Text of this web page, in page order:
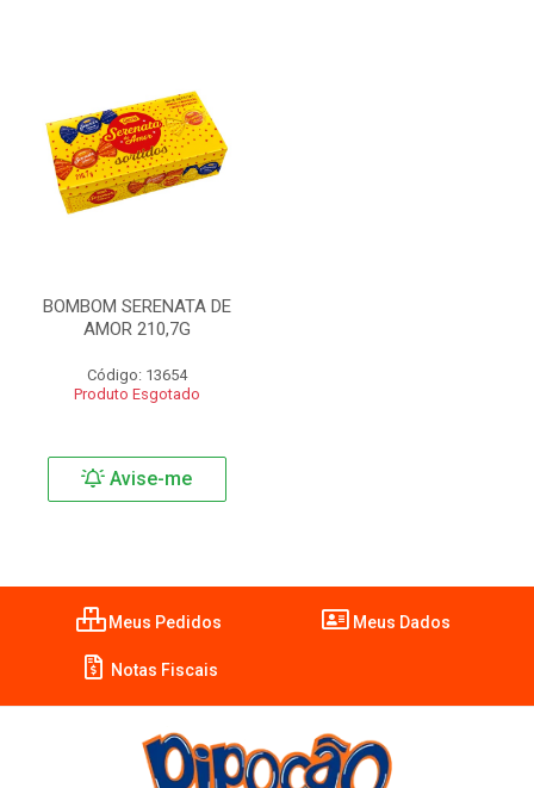
BOMBOM SERENATA DE
AMOR 210,7G
Código: 13654
Produto Esgotado
Avise-me
Meus Pedidos Meus Dados
Notas Fiscais